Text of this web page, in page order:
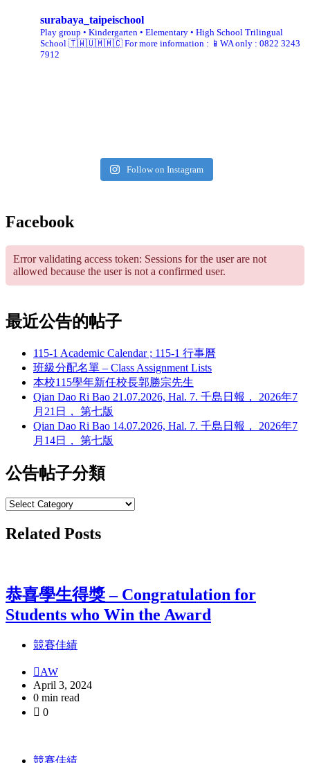
surabaya_taipeischool
Play group • Kindergarten • Elementary • High School Trilingual
School 🇹🇼🇺🇲🇲🇨 For more information : 📱WA only : 0822 3243
7912
Follow on Instagram
Facebook
Error validating access token: Sessions for the user are not
allowed because the user is not a confirmed user.
最近公告的帖子
115-1 Academic Calendar ; 115-1 行事曆
班級分配名單 – Class Assignment Lists
本校115學年新任校長郭勝宗先生
Qian Dao Ri Bao 21.07.2026, Hal. 7. 千島日報， 2026年7
月21日， 第七版
Qian Dao Ri Bao 14.07.2026, Hal. 7. 千島日報， 2026年7
月14日， 第七版
公告帖子分類
公
帖
Related Posts
恭喜學生得獎 – Congratulation for
Students who Win the Award
競賽佳績
AW
April 3, 2024
0 min read
0